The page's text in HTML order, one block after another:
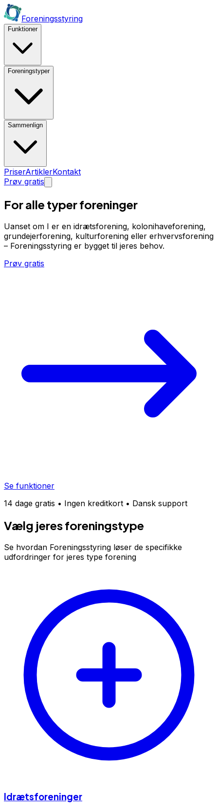
Foreningsstyring
Funktioner
Foreningstyper
Sammenlign
PriserArtiklerKontakt
Prøv gratis
For alle typerforeninger
Uanset om I er en idrætsforening, kolonihaveforening,
grundejerforening, kulturforening eller erhvervsforening
– Foreningsstyring er bygget til jeres behov.
Prøv gratis
Se funktioner
14 dage gratis • Ingen kreditkort • Dansk support
Vælg jeres foreningstype
Se hvordan Foreningsstyring løser de specifikke
udfordringer for jeres type forening
Idrætsforeninger